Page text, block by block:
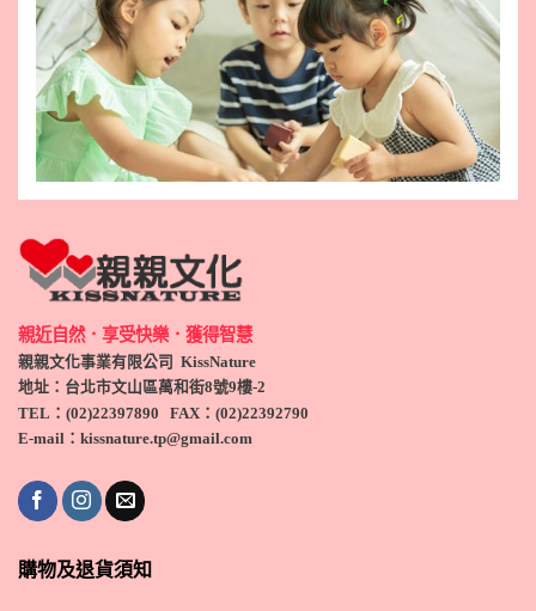
親近自然．享受快樂．獲得智慧
親親文化事業有限公司 KissNature
地址：台北市文山區萬和街8號9樓-2
TEL ：(02)22397890 FAX：(02)22392790
E-mail：kissnature.tp@gmail.com
購物及退貨須知